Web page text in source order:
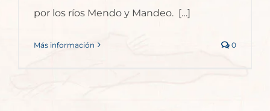
por los ríos Mendo y Mandeo. […]
Más información 0